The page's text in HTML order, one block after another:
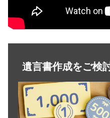
遺言書作成をご検